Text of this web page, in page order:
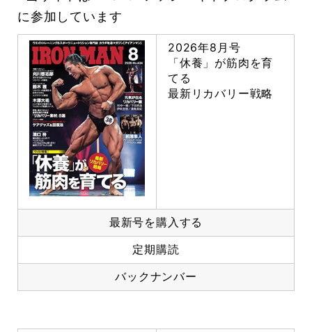
に参加しています
2026年8月号
「休養」が筋肉を育
てる
最新リカバリー戦略
最新号を購入する
定期購読
バックナンバー